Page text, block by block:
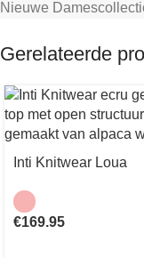
Nieuwe
Gerelateerde
Inti Knitwear Loua
€169.95